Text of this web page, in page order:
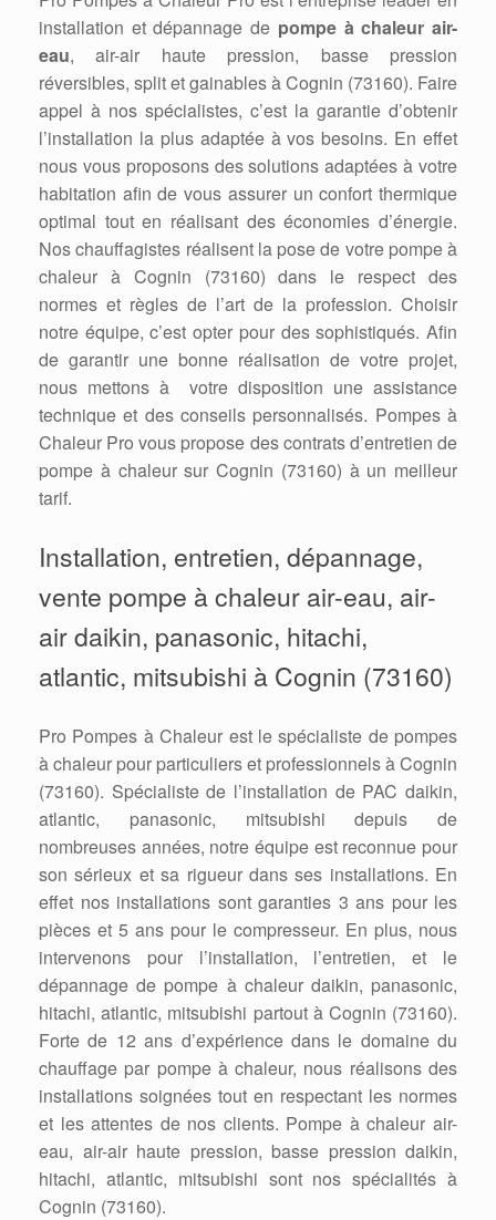
installation et dépannage de pompe à chaleur air-
eau, air-air haute pression, basse pression
réversibles, split et gainables à Cognin (73160). Faire
appel à nos spécialistes, c’est la garantie d’obtenir
l’installation la plus adaptée à vos besoins. En effet
nous vous proposons des solutions adaptées à votre
habitation afin de vous assurer un confort thermique
optimal tout en réalisant des économies d’énergie.
Nos chauffagistes réalisent la pose de votre pompe à
chaleur à Cognin (73160) dans le respect des
normes et règles de l’art de la profession. Choisir
notre équipe, c’est opter pour des sophistiqués. Afin
de garantir une bonne réalisation de votre projet,
nous mettons à votre disposition une assistance
technique et des conseils personnalisés. Pompes à
Chaleur Pro vous propose des contrats d’entretien de
pompe à chaleur sur Cognin (73160) à un meilleur
tarif.
Installation, entretien, dépannage,
vente pompe à chaleur air-eau, air-
air daikin, panasonic, hitachi,
atlantic, mitsubishi à Cognin (73160)
Pro Pompes à Chaleur est le spécialiste de pompes
à chaleur pour particuliers et professionnels à Cognin
(73160). Spécialiste de l’installation de PAC daikin,
atlantic, panasonic, mitsubishi depuis de
nombreuses années, notre équipe est reconnue pour
son sérieux et sa rigueur dans ses installations. En
effet nos installations sont garanties 3 ans pour les
pièces et 5 ans pour le compresseur. En plus, nous
intervenons pour l’installation, l’entretien, et le
dépannage de pompe à chaleur daikin, panasonic,
hitachi, atlantic, mitsubishi partout à Cognin (73160).
Forte de 12 ans d’expérience dans le domaine du
chauffage par pompe à chaleur, nous réalisons des
installations soignées tout en respectant les normes
et les attentes de nos clients. Pompe à chaleur air-
eau, air-air haute pression, basse pression daikin,
hitachi, atlantic, mitsubishi sont nos spécialités à
Cognin (73160).